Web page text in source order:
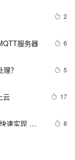
2
服务器 6
？ 5
云 17
速实现
8
实现消息